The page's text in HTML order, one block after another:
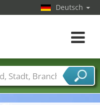
Deutsch
Toggle
Branchen